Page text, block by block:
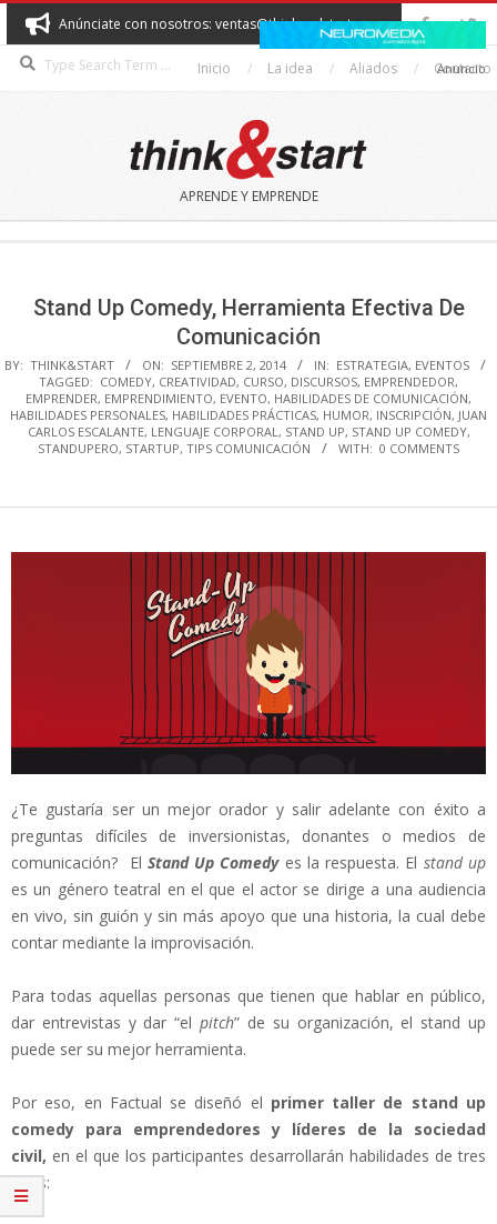
Skip
to
content
Anúnciate con nosotros: ventas@thinkandstart.com
Inicio La idea Aliados Contacto
THINK&START
APRENDE Y EMPRENDE
Anuncio
Stand Up Comedy, Herramienta Efectiva De
Comunicación
BY: THINK&START ON: SEPTIEMBRE 2, 2014 IN: ESTRATEGIA, EVENTOS
TAGGED: COMEDY, CREATIVIDAD, CURSO, DISCURSOS, EMPRENDEDOR,
EMPRENDER, EMPRENDIMIENTO, EVENTO, HABILIDADES DE COMUNICACIÓN,
HABILIDADES PERSONALES, HABILIDADES PRÁCTICAS, HUMOR, INSCRIPCIÓN, JUAN
CARLOS ESCALANTE, LENGUAJE CORPORAL, STAND UP, STAND UP COMEDY,
STANDUPERO, STARTUP, TIPS COMUNICACIÓN WITH: 0 COMMENTS
¿Te gustaría ser un mejor orador y salir adelante con éxito a
preguntas difíciles de inversionistas, donantes o medios de
comunicación? El Stand Up Comedyes la respuesta. El stand up
es un género teatral en el que el actor se dirige a una audiencia
en vivo, sin guión y sin más apoyo que una historia, la cual debe
contar mediante la improvisación.
Para todas aquellas personas que tienen que hablar en público,
dar entrevistas y dar “elpitch” de su organización, el stand up
puede ser su mejor herramienta.
Por eso, en Factual se diseñó el primer taller de stand up
comedy para emprendedores y líderes de la sociedad
civil, en el que los participantes desarrollarán habilidades de tres
tipos: